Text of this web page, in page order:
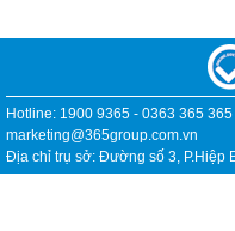
Hotline: 1900 9365 - 0363 365
marketing@365group.com.vn
Địa chỉ trụ sở: Đường số 3, P.Hiệp